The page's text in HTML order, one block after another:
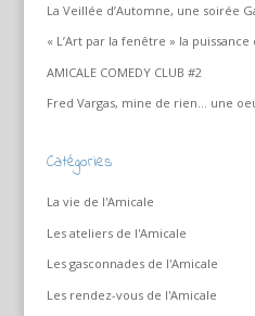
La Veillée d’Automne, une soirée
« L’Art par la fenêtre » la
AMICALE COMEDY CLUB #2
Fred Vargas, mine de rien… une
Catégories
La vie de l'Amicale
Les ateliers de l'Amicale
Les gasconnades de l'Amicale
Les rendez-vous de l'Amicale